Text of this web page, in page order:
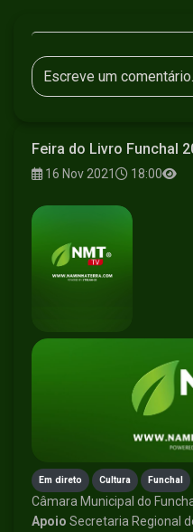
Feira do Livro Funchal
16 Nov 2021 18:00
Em direto Cultura Funchal
Câmara Municipal do
Apoio Secretaria Regional